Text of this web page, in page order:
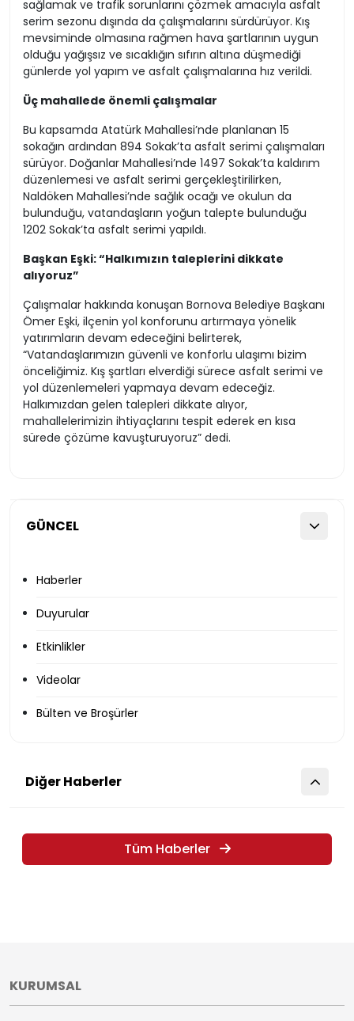
GÜNCEL
Haberler
Duyurular
Etkinlikler
Videolar
Bülten ve Broşürler
sağlamak ve trafik sorunlarını çözmek amacıyla asfalt
serim sezonu dışında da çalışmalarını sürdürüyor. Kış
mevsiminde olmasına rağmen hava şartlarının uygun
olduğu yağışsız ve sıcaklığın sıfırın altına düşmediği
günlerde yol yapım ve asfalt çalışmalarına hız verildi.
Üç mahallede önemli çalışmalar
Bu kapsamda Atatürk Mahallesi’nde planlanan 15
sokağın ardından 894 Sokak’ta asfalt serimi çalışmaları
sürüyor. Doğanlar Mahallesi’nde 1497 Sokak’ta kaldırım
düzenlemesi ve asfalt serimi gerçekleştirilirken,
Naldöken Mahallesi’nde sağlık ocağı ve okulun da
bulunduğu, vatandaşların yoğun talepte bulunduğu
1202 Sokak’ta asfalt serimi yapıldı.
Başkan Eşki: “Halkımızın taleplerini dikkate
alıyoruz”
Çalışmalar hakkında konuşan Bornova Belediye Başkanı
Ömer Eşki, ilçenin yol konforunu artırmaya yönelik
yatırımların devam edeceğini belirterek,
“Vatandaşlarımızın güvenli ve konforlu ulaşımı bizim
önceliğimiz. Kış şartları elverdiği sürece asfalt serimi ve
yol düzenlemeleri yapmaya devam edeceğiz.
Halkımızdan gelen talepleri dikkate alıyor,
mahallelerimizin ihtiyaçlarını tespit ederek en kısa
sürede çözüme kavuşturuyoruz” dedi.
Diğer Haberler
Tüm Haberler
KURUMSAL